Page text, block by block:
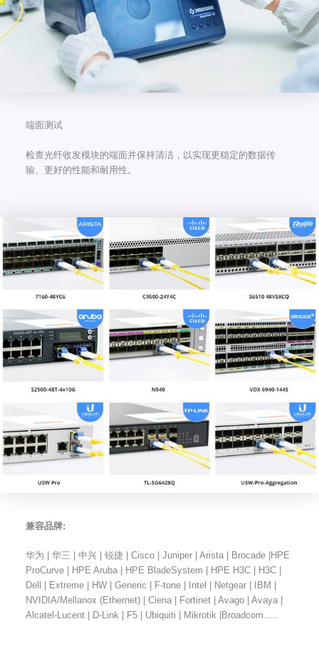
端面测试
检查光纤收发模块的端面并保持清洁，以实现更稳定的数据传
输、更好的性能和耐用性。
兼容品牌:
华为 | 华三 | 中兴 | 锐捷 | Cisco | Juniper | Arista | Brocade |HPE
ProCurve | HPE Aruba | HPE BladeSystem | HPE H3C | H3C |
Dell | Extreme | HW | Generic | F-tone | Intel | Netgear | IBM |
NVIDIA/Mellanox (Ethernet) | Ciena | Fortinet | Avago | Avaya |
Alcatel-Lucent | D-Link | F5 | Ubiquiti | Mikrotik |Broadcom…..